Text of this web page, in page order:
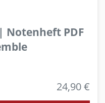
Notenheft PDF
24,90 €